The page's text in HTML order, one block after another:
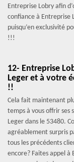
Entreprise Lobry afin
confiance à Entreprise
puisqu’en exclusivité
!!!
12- Entreprise
Leger et à votre
!!
Cela fait maintenant
temps à vous offrir ses
Leger dans le 53480.
agréablement surpris
tous les précédents
encore? Faites appel à